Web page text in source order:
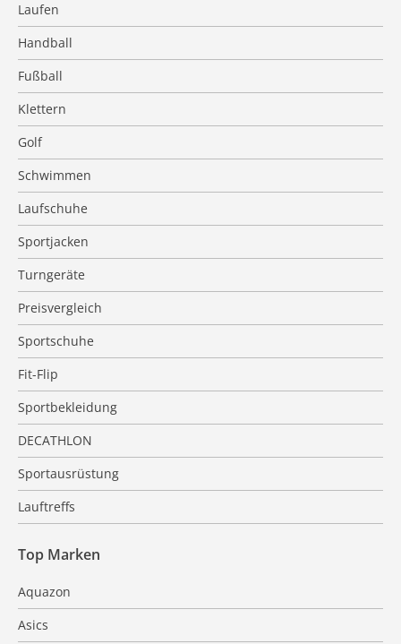
Laufen
Handball
Fußball
Klettern
Golf
Schwimmen
Laufschuhe
Sportjacken
Turngeräte
Preisvergleich
Sportschuhe
Fit-Flip
Sportbekleidung
DECATHLON
Sportausrüstung
Lauftreffs
Top Marken
Aquazon
Asics